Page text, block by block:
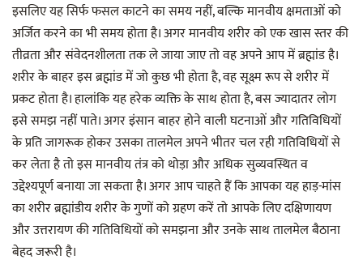
इसलिए यह सिर्फ फसल काटने का समय नहीं, बल्कि मानवीय क्षमताओं को
अर्जित करने का भी समय होता है। अगर मानवीय शरीर को एक खास स्तर की
तीव्रता और संवेदनशीलता तक ले जाया जाए तो वह अपने आप में ब्रह्मांड है।
शरीर के बाहर इस ब्रह्मांड में जो कुछ भी होता है, वह सूक्ष्म रूप से शरीर में
प्रकट होता है। हालांकि यह हरेक व्यक्ति के साथ होता है, बस ज्यादातर लोग
इसे समझ नहीं पाते। अगर इंसान बाहर होने वाली घटनाओं और गतिविधियों
के प्रति जागरूक होकर उसका तालमेल अपने भीतर चल रही गतिविधियों से
कर लेता है तो इस मानवीय तंत्र को थोड़ा और अधिक सुव्यवस्थित व
उद्देश्यपूर्ण बनाया जा सकता है। अगर आप चाहते हैं कि आपका यह हाड़-मांस
का शरीर ब्रह्मांडीय शरीर के गुणों को ग्रहण करें तो आपके लिए दक्षिणायण
और उत्तरायण की गतिविधियों को समझना और उनके साथ तालमेल बैठाना
बेहद जरूरी है।